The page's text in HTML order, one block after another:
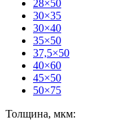
28×50
30×35
30×40
35×50
37,5×50
40×60
45×50
50×75
Толщина, мкм: